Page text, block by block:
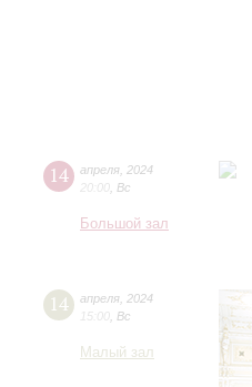
14 апреля 2024
20:00 Вс
Большой зал
14 апреля 2024
15:00 Вс
Малый зал